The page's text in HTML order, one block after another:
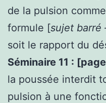
de la pulsion
formule [sujet barré
soit le rapport du
Séminaire 11 :
la poussée interdit
pulsion à une